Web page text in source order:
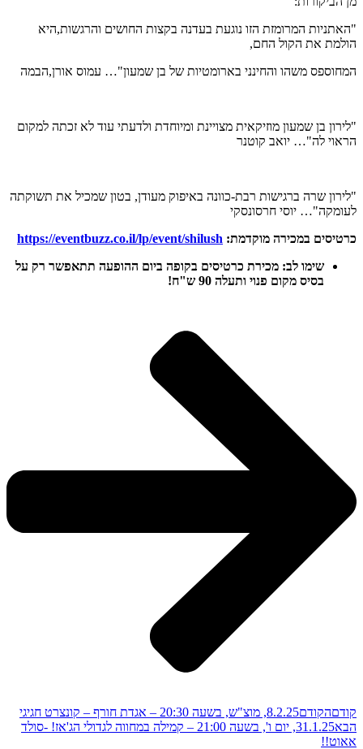
"האתניות המרומזת הזו נוגעת בעדנה בקצות החושים והרגשות,היא
הולמת את הקול החם,
המחוספס משהו והחינני בארומטיות של בן שמעון"… עמוס אורן,הבמה
"לירון בן שמעון מוזיקאית מצויינת ומיוחדת ולדעתי עוד לא זכתה למקום
הראוי לה"… יואב קוטנר
"לירון שרה ברגישות רבת-כוונה באיפוק מעודן, בטון שמכיל את תשוקתה
לעומקה"… יוסי חרסונסקי
כרטיסים במכירה מוקדמת: https://eventbuzz.co.il/lp/event/shilush
שימו לב: מכירת כרטיסים בקופה ביום ההופעה תתאפשר רק על
בסיס מקום פנוי ותעלה 90 ש"ח!
קודםהקודם8.2.25, מוצ"ש, בשעה 20:30 – אגדת חורף – קונצרט חגיגי
הבא
31.1.25, יום ו', בשעה 21:00 – קמילה במחווה לגדולי הג'אז! -סולד
אאוט!!